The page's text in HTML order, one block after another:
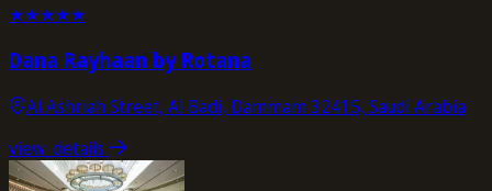
★★★★★
Dana Rayhaan by Rotana
Al Ashriah Street, Al Badi, Dammam 32415, Saudi Arabia
view_details